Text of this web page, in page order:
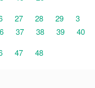
27 28 29
3
37 38 39
40
47 48